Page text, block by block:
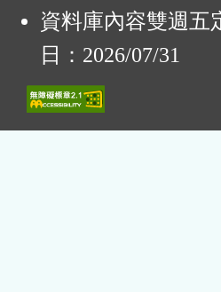
資料庫內容雙週五
日：2026/07/31